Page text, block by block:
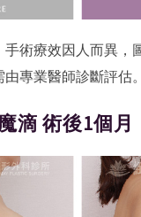
手術療效因人而異，
專業醫師診斷評估。
滴 術後1個月